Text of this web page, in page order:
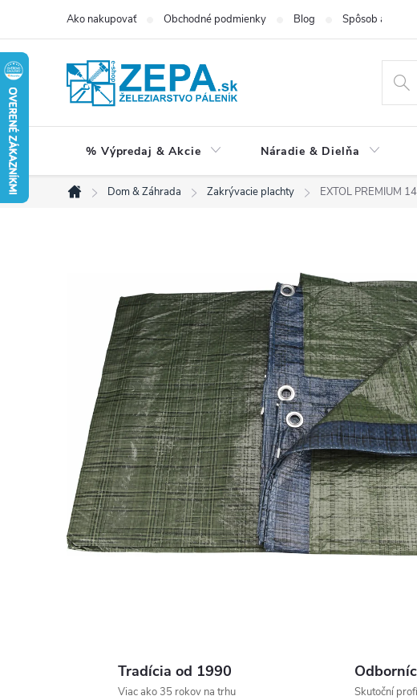
obsah
Ako nakupovať Obchodné podmienky Blog Spôsob a cena
% Výpredaj & Akcie Náradie & Dielňa
Domov
Dom & Záhrada Zakrývacie plachty EXTOL PREMIUM
Tradícia od 1990
Viac ako 35 rokov na trhu Skutoční